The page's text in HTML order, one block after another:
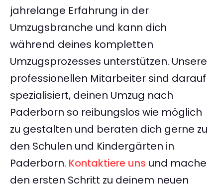
jahrelange Erfahrung in der
Umzugsbranche und kann dich
während deines kompletten
Umzugsprozesses unterstützen. Unsere
professionellen Mitarbeiter sind darauf
spezialisiert, deinen Umzug nach
Paderborn so reibungslos wie möglich
zu gestalten und beraten dich gerne zu
den Schulen und Kindergärten in
Paderborn. Kontaktiere uns und mache
den ersten Schritt zu deinem neuen